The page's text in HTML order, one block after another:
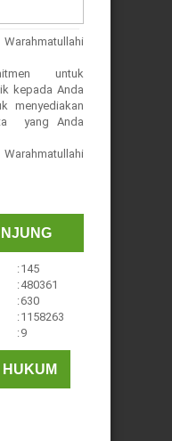
untuk
kepada Anda
menyediakan
yang Anda
:145
:480361
:630
:1158263
:9